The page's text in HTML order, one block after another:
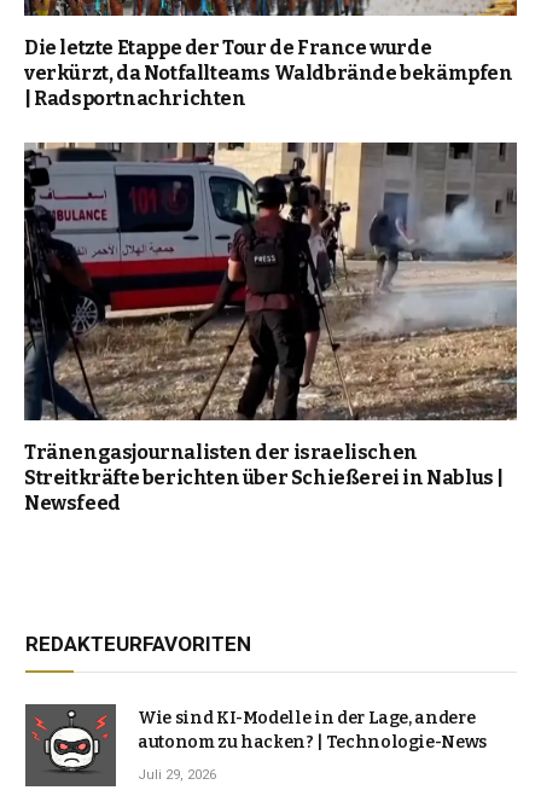
Die letzte Etappe der Tour de France wurde
verkürzt, da Notfallteams Waldbrände bekämpfen
| Radsportnachrichten
Tränengasjournalisten der israelischen
Streitkräfte berichten über Schießerei in Nablus |
Newsfeed
REDAKTEURFAVORITEN
Wie sind KI-Modelle in der Lage, andere
autonom zu hacken? | Technologie-News
Juli 29, 2026